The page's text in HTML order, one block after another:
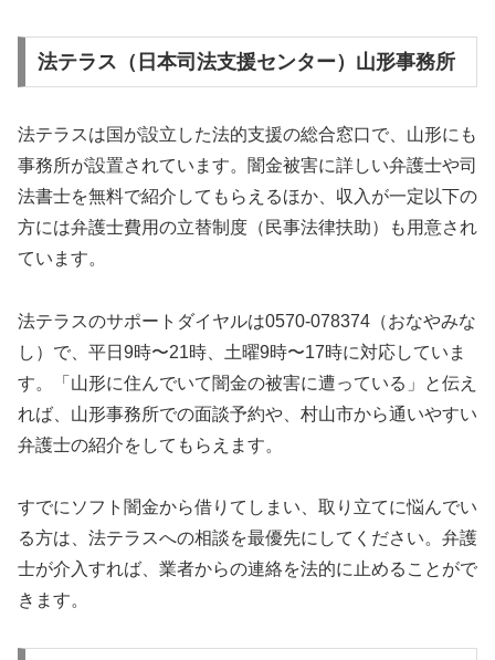
法テラス（日本司法支援センター）山形事務所
法テラスは国が設立した法的支援の総合窓口で、山形にも
事務所が設置されています。闇金被害に詳しい弁護士や司
法書士を無料で紹介してもらえるほか、収入が一定以下の
方には弁護士費用の立替制度（民事法律扶助）も用意され
ています。
法テラスのサポートダイヤルは0570-078374（おなやみな
し）で、平日9時〜21時、土曜9時〜17時に対応していま
す。「山形に住んでいて闇金の被害に遭っている」と伝え
れば、山形事務所での面談予約や、村山市から通いやすい
弁護士の紹介をしてもらえます。
すでにソフト闇金から借りてしまい、取り立てに悩んでい
る方は、法テラスへの相談を最優先にしてください。弁護
士が介入すれば、業者からの連絡を法的に止めることがで
きます。